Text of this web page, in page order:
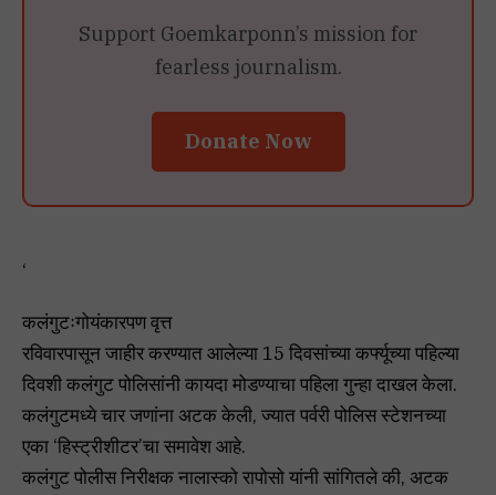
Support Goemkarponn’s mission for
fearless journalism.
Donate Now
‘
कलंगुटःगोयंकारपण वृत्त
रविवारपासून जाहीर करण्यात आलेल्या 15 दिवसांच्या कर्फ्यूच्या पहिल्या
दिवशी कलंगुट पोलिसांनी कायदा मोडण्याचा पहिला गुन्हा दाखल केला.
कलंगुटमध्ये चार जणांना अटक केली, ज्यात पर्वरी पोलिस स्टेशनच्या
एका ‘हिस्ट्रीशीटर’चा समावेश आहे.
कलंगुट पोलीस निरीक्षक नालास्को रापोसो यांनी सांगितले की, अटक